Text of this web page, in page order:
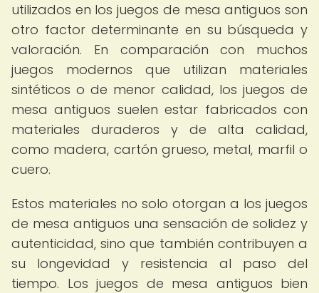
utilizados en los juegos de mesa antiguos son
otro factor determinante en su búsqueda y
valoración. En comparación con muchos
juegos modernos que utilizan materiales
sintéticos o de menor calidad, los juegos de
mesa antiguos suelen estar fabricados con
materiales duraderos y de alta calidad,
como madera, cartón grueso, metal, marfil o
cuero.
Estos materiales no solo otorgan a los juegos
de mesa antiguos una sensación de solidez y
autenticidad, sino que también contribuyen a
su longevidad y resistencia al paso del
tiempo. Los juegos de mesa antiguos bien